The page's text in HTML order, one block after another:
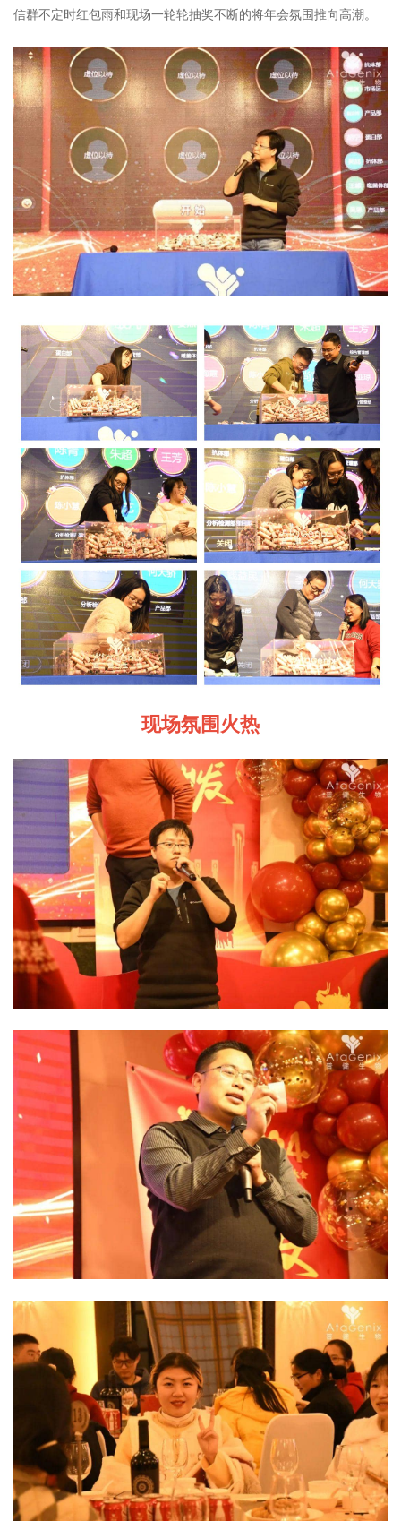
信群不定时红包雨和现场一轮轮抽奖不断的将年会氛围推向高潮。
现场氛围火热